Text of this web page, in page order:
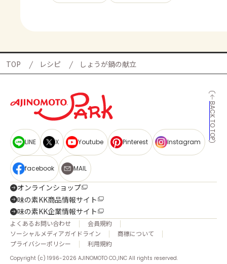
TOP レシピ しょうが鍋の献立
BACK TO TOP
LINE X Youtube Pinterest Instagram
facebook MAIL
オンラインショップ
味の素KK商品情報サイト
味の素KK企業情報サイト
よくあるお問い合わせ
会員規約
ソーシャルメディアガイドライン
商標について
プライバシーポリシー
利用規約
Copyright (c) 1996-2026 AJINOMOTO CO.,INC All rights reserved.